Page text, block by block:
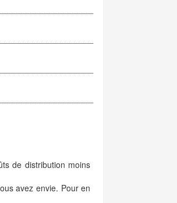
de distribution moins
avez envie. Pour en